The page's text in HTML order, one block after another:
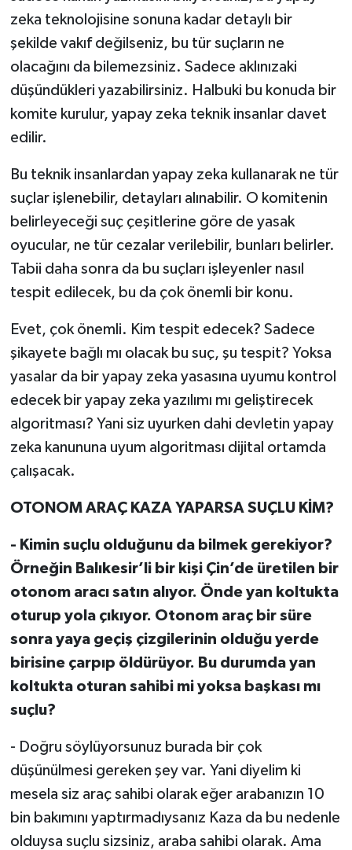
zeka teknolojisine sonuna kadar detaylı bir
şekilde vakıf değilseniz, bu tür suçların ne
olacağını da bilemezsiniz. Sadece aklınızaki
düşündükleri yazabilirsiniz. Halbuki bu konuda bir
komite kurulur, yapay zeka teknik insanlar davet
edilir.
Bu teknik insanlardan yapay zeka kullanarak ne tür
suçlar işlenebilir, detayları alınabilir. O komitenin
belirleyeceği suç çeşitlerine göre de yasak
oyucular, ne tür cezalar verilebilir, bunları belirler.
Tabii daha sonra da bu suçları işleyenler nasıl
tespit edilecek, bu da çok önemli bir konu.
Evet, çok önemli. Kim tespit edecek? Sadece
şikayete bağlı mı olacak bu suç, şu tespit? Yoksa
yasalar da bir yapay zeka yasasına uyumu kontrol
edecek bir yapay zeka yazılımı mı geliştirecek
algoritması? Yani siz uyurken dahi devletin yapay
zeka kanununa uyum algoritması dijital ortamda
çalışacak.
OTONOM ARAÇ KAZA YAPARSA SUÇLU KİM?
- Kimin suçlu olduğunu da bilmek gerekiyor?
Örneğin Balıkesir’li bir kişi Çin’de üretilen bir
otonom aracı satın alıyor. Önde yan koltukta
oturup yola çıkıyor. Otonom araç bir süre
sonra yaya geçiş çizgilerinin olduğu yerde
birisine çarpıp öldürüyor. Bu durumda yan
koltukta oturan sahibi mi yoksa başkası mı
suçlu?
- Doğru söylüyorsunuz burada bir çok
düşünülmesi gereken şey var. Yani diyelim ki
mesela siz araç sahibi olarak eğer arabanızın 10
bin bakımını yaptırmadıysanız Kaza da bu nedenle
olduysa suçlu sizsiniz, araba sahibi olarak. Ama